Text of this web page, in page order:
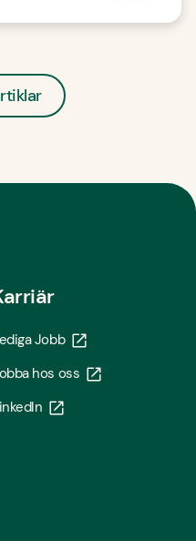
Jobb
hos oss